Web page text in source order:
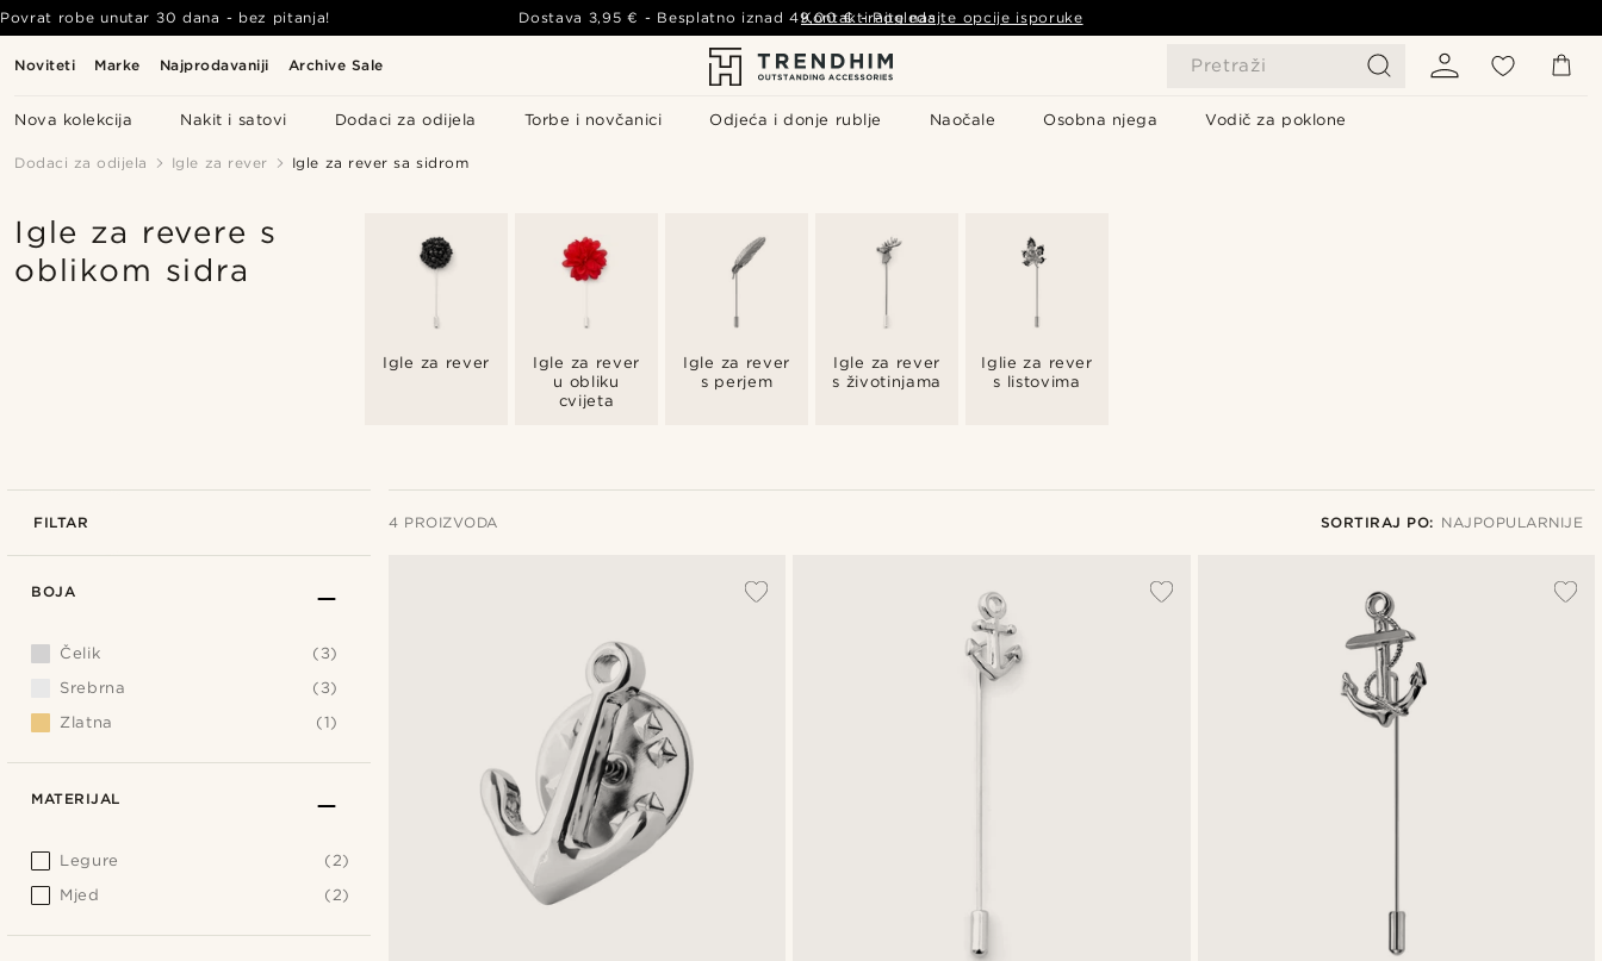
Noviteti Marke Najprodavaniji Archive Sale Pretraži
Nova kolekcija Nakit i satovi Dodaci za odijela Torbe i novčanici Odjeća i donje rublje Naočale Osobna njega Vodič za poklone
Povrat robe unutar 30 dana - bez pitanja! Dostava 3,95 € - Besplatno iznad49,00 € - Pogledajte opcije isporuke
Kontaktirajte nas
Dodaci za odijela Igle za rever Igle za rever sa sidrom
Igle za revere s
oblikom sidra
Igle za rever
Igle za rever
u obliku
cvijeta
Igle za rever
s perjem
Igle za rever
s životinjama
Iglie za rever
s listovima
FILTAR 4 PROIZVODA SORTIRAJ PO: NAJPOPULARNIJE
Najnovije
Najniža cijena
Najviša cijena
BOJA
Čelik
(3)
Srebrna
(3)
Zlatna
(1)
MATERIJAL
Legure
(2)
Mjed
(2)